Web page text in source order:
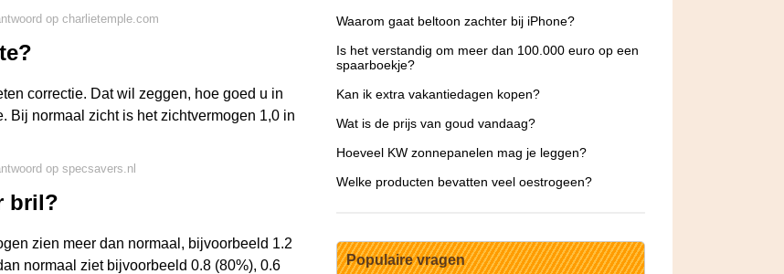
op charlietemple.com
correctie. Dat wil zeggen, hoe goed u in
Bij normaal zicht is het zichtvermogen 1,0 in
op specsavers.nl
bril?
zien meer dan normaal, bijvoorbeeld 1.2
normaal ziet bijvoorbeeld 0.8 (80%), 0.6
Waarom gaat beltoon zachter bij iPhone?
Is het verstandig om meer dan 100.000 euro op een
spaarboekje?
Kan ik extra vakantiedagen kopen?
Wat is de prijs van goud vandaag?
Hoeveel KW zonnepanelen mag je leggen?
Welke producten bevatten veel oestrogeen?
Populaire vragen